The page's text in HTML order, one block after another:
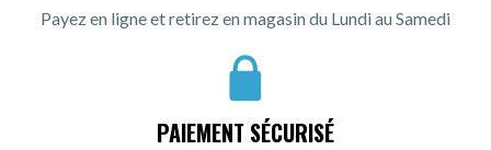
Payez en ligne et retirez en magasin du Lundi au Samedi
PAIEMENT SÉCURISÉ